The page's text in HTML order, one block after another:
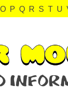
O P Q R S T U